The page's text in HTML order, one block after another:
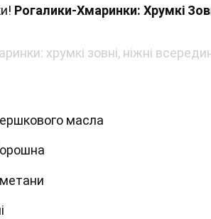
Рогалики-Хмаринки: Хрумкі
масла